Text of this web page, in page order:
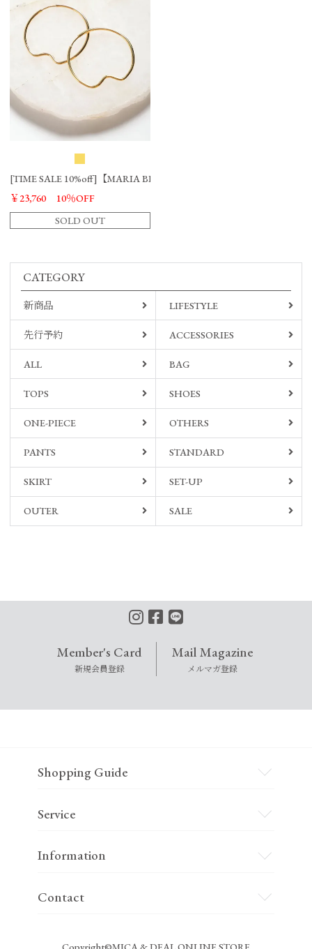
[TIME SALE 10%off]【MARIA BLACK】Copenhagen 35 Hoop Pierced
￥23,760
10％OFF
SOLD OUT
CATEGORY
新商品
先行予約
ALL
TOPS
ONE-PIECE
PANTS
SKIRT
OUTER
LIFESTYLE
ACCESSORIES
BAG
SHOES
OTHERS
STANDARD
SET-UP
SALE
Member's Card
新規会員登録
Mail Magazine
メルマガ登録
Shopping Guide
Service
Information
Contact